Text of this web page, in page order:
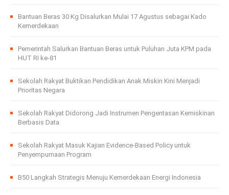
Bantuan Beras 30 Kg Disalurkan Mulai 17 Agustus sebagai Kado
Kemerdekaan
Pemerintah Salurkan Bantuan Beras untuk Puluhan Juta KPM pada
HUT RI ke-81
Sekolah Rakyat Buktikan Pendidikan Anak Miskin Kini Menjadi
Prioritas Negara
Sekolah Rakyat Didorong Jadi Instrumen Pengentasan Kemiskinan
Berbasis Data
Sekolah Rakyat Masuk Kajian Evidence-Based Policy untuk
Penyempurnaan Program
B50 Langkah Strategis Menuju Kemerdekaan Energi Indonesia